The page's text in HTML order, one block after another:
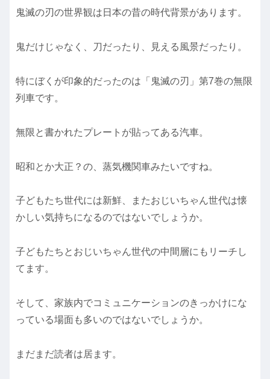
鬼滅の刃の世界観は日本の昔の時代背景があります。
鬼だけじゃなく、刀だったり、見える風景だったり。
特にぼくが印象的だったのは「鬼滅の刃」第7巻の無限
列車です。
無限と書かれたプレートが貼ってある汽車。
昭和とか大正？の、蒸気機関車みたいですね。
子どもたち世代には新鮮、またおじいちゃん世代は懐
かしい気持ちになるのではないでしょうか。
子どもたちとおじいちゃん世代の中間層にもリーチし
てます。
そして、家族内でコミュニケーションのきっかけにな
っている場面も多いのではないでしょうか。
まだまだ読者は居ます。